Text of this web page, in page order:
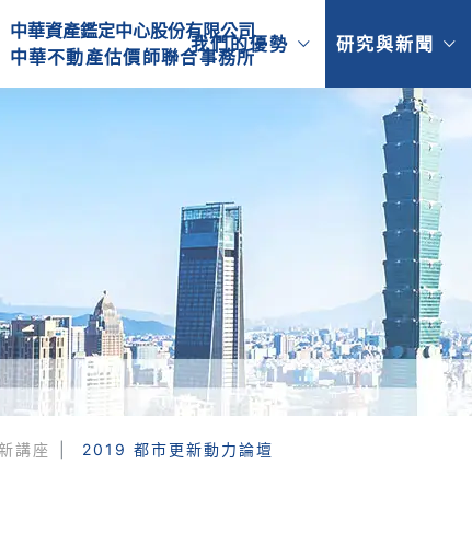
中華資產鑑定中心股份有限公司
中華不動產估價師聯合事務所
我們的優勢 研究與新聞
講座 2019 都市更新動力論壇